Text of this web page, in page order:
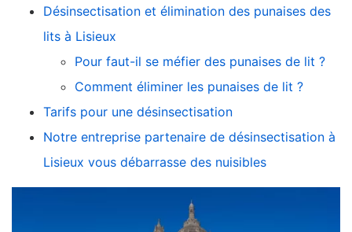
Désinsectisation et élimination des punaises des
lits à Lisieux
Pour faut-il se méfier des punaises de lit ?
Comment éliminer les punaises de lit ?
Tarifs pour une désinsectisation
Notre entreprise partenaire de désinsectisation à
Lisieux vous débarrasse des nuisibles